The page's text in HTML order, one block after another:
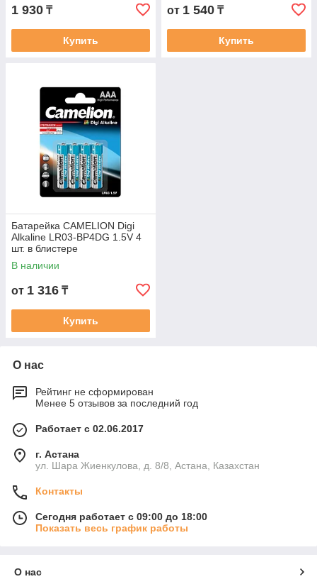
1 930 ₸
Купить
от 1 540 ₸
Купить
Батарейка CAMELION Digi
Alkaline LR03-BP4DG 1.5V 4
шт. в блистере
В наличии
от 1 316 ₸
Купить
О нас
Рейтинг не сформирован
Менее 5 отзывов за последний год
Работает с 02.06.2017
г. Астана
ул. Шара Жиенкулова, д. 8/8, Астана, Казахстан
Контакты
Сегодня работает с 09:00 до 18:00
Показать весь график работы
О нас